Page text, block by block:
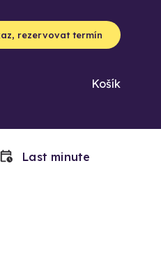
rezervovat termín
Košík
Last minute